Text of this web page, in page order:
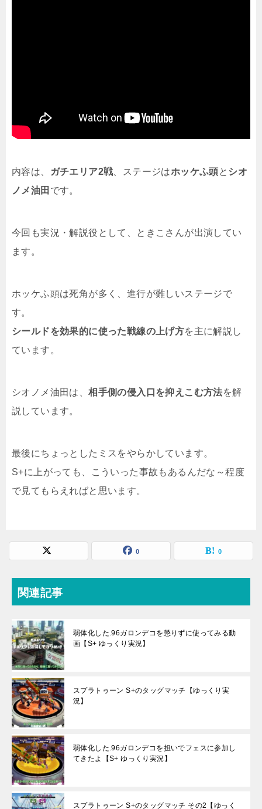
内容は、 ガチエリア2戦、ステージはホッケふ頭と シオ
ノメ油田 です。
今回も実況・解説役として、ときこさんが出演してい
ます。
ホッケふ頭は死角が多く、進行が難しいステージで
す。
シールドを効果的に使った戦線の上げ方を主に解説し
ています。
シオノメ油田は、相手側の侵入口を抑えこむ方法を解
説しています。
最後にちょっとしたミスをやらかしています。
S+に上がっても、こういった事故もあるんだな～程度
で見てもらえればと思います。
0 0
関連記事
弱体化した.96ガロンデコを懲りずに使ってみる動
画【S+ ゆっくり実況】
スプラトゥーン S+のタッグマッチ【ゆっくり実
況】
弱体化した.96ガロンデコを担いでフェスに参加し
てきたよ【S+ ゆっくり実況】
スプラトゥーン S+のタッグマッチ その2【ゆっく